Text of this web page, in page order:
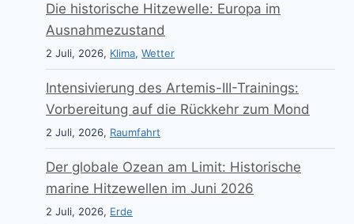
Die historische Hitzewelle: Europa im
Ausnahmezustand
2 Juli, 2026, Klima, Wetter
Intensivierung des Artemis-III-Trainings:
Vorbereitung auf die Rückkehr zum Mond
2 Juli, 2026, Raumfahrt
Der globale Ozean am Limit: Historische
marine Hitzewellen im Juni 2026
2 Juli, 2026, Erde